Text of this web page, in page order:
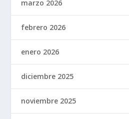
marzo 2026
febrero 2026
enero 2026
diciembre 2025
noviembre 2025